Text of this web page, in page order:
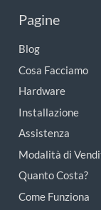
Pagine
Blog
Cosa Facciamo
Hardware
Installazione
Assistenza
Modalità di
Quanto Costa?
Come Funziona